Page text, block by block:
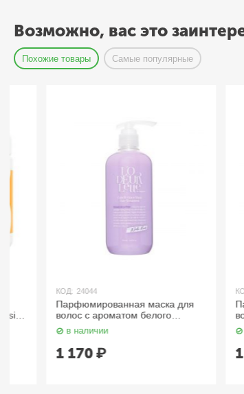
Возможно, вас это
Похожие товары Самые популярные
24044
Парфюмированная маска для
волос c ароматом белого
мускуса 500 мл LODEURLETTE
в наличии
1 170 ₽
волос
500 мл
в
1 170